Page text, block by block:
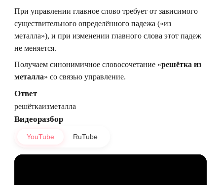
При управлении главное слово требует от зависимого
существительного определённого падежа («из
металла»), и при изменении главного слова этот падеж
не меняется.
Получаем синонимичное словосочетание «решётка из
металла» со связью управление.
Ответ
решёткаизметалла
Видеоразбор
YouTube RuTube